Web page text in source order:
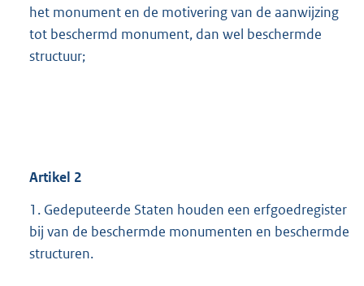
het monument en de motivering van de aanwijzing
tot beschermd monument, dan wel beschermde
structuur;
Artikel 2
1. Gedeputeerde Staten houden een erfgoedregister
bij van de beschermde monumenten en beschermde
structuren.